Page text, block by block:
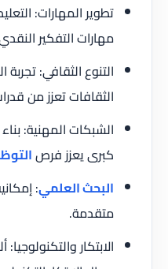
تطوير المهارات:
مهارات التفكير
التنوع الثقافي:
الثقافات تعزز من
الشبكات المهنية:
كبرى يعزز فرص
البحث العلمي:
متقدمة.
الابتكار